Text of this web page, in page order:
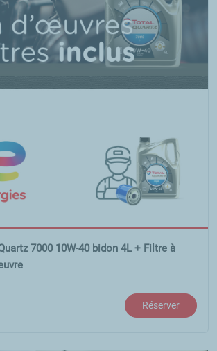
7000 10W-40 bidon 4L + Filtre à
Réserver